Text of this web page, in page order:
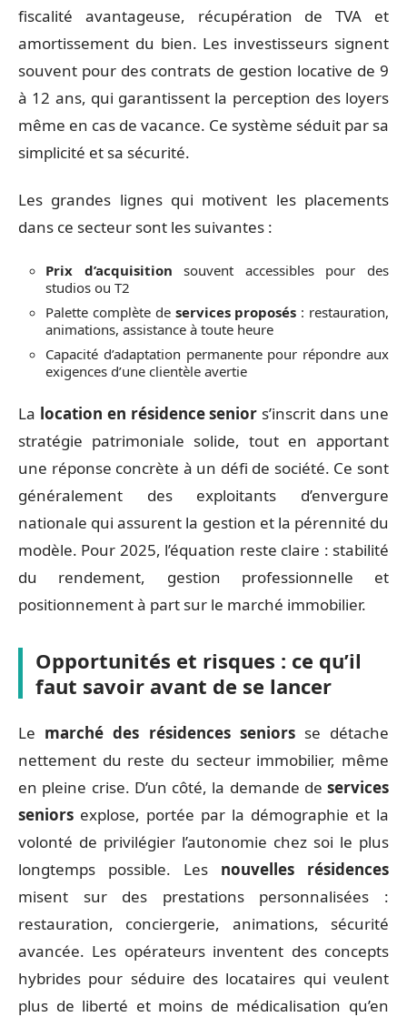
fiscalité avantageuse, récupération de TVA et
amortissement du bien. Les investisseurs signent
souvent pour des contrats de gestion locative de 9
à 12 ans, qui garantissent la perception des loyers
même en cas de vacance. Ce système séduit par sa
simplicité et sa sécurité.
Les grandes lignes qui motivent les placements
dans ce secteur sont les suivantes :
Prix d’acquisition souvent accessibles pour des
studios ou T2
Palette complète de services proposés : restauration,
animations, assistance à toute heure
Capacité d’adaptation permanente pour répondre aux
exigences d’une clientèle avertie
La location en résidence senior s’inscrit dans une
stratégie patrimoniale solide, tout en apportant
une réponse concrète à un défi de société. Ce sont
généralement des exploitants d’envergure
nationale qui assurent la gestion et la pérennité du
modèle. Pour 2025, l’équation reste claire : stabilité
du rendement, gestion professionnelle et
positionnement à part sur le marché immobilier.
Opportunités et risques : ce qu’il
faut savoir avant de se lancer
Le marché des résidences seniorsse détache
nettement du reste du secteur immobilier, même
en pleine crise. D’un côté, la demande de services
seniors explose, portée par la démographie et la
volonté de privilégier l’autonomie chez soi le plus
longtemps possible. Les nouvelles résidences
misent sur des prestations personnalisées :
restauration, conciergerie, animations, sécurité
avancée. Les opérateurs inventent des concepts
hybrides pour séduire des locataires qui veulent
plus de liberté et moins de médicalisation qu’en